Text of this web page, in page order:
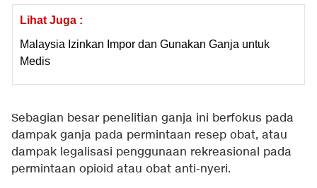
Lihat Juga :
Malaysia Izinkan Impor dan Gunakan Ganja untuk
Medis
Sebagian besar penelitian ganja ini berfokus pada
dampak ganja pada permintaan resep obat, atau
dampak legalisasi penggunaan rekreasional pada
permintaan opioid atau obat anti-nyeri.